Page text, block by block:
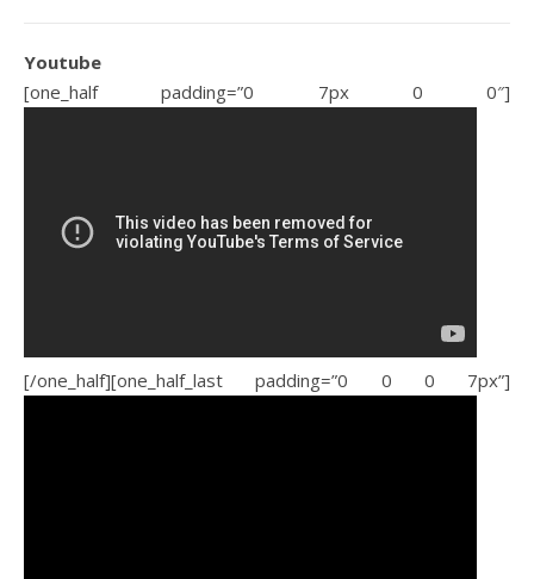
Youtube
[one_half padding=”0 7px 0 0″]
[/one_half][one_half_last padding=”0 0 0 7px”]